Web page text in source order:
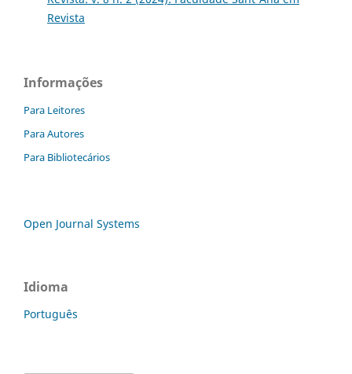
Revista
Informações
Para Leitores
Para Autores
Para Bibliotecários
Open Journal Systems
Idioma
Português